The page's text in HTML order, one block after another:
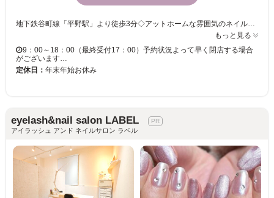
地下鉄谷町線「平野駅」より徒歩3分◇アットホームな雰囲気のネイルサロン『Airis』では、シンプルネイルから五―ジャズなアートまで、幅広いデザインに対応しています。丁寧な施術で、モチの良さも抜群。高技術×クオリティの高い施術で、指先のおしゃれを楽しめるネイルをご提案致します。
もっと見る
9：00～18：00（最終受付17：00）予約状況よって早く閉店する場合
がございます…
定休日： 年末年始お休み
eyelash&nail salon LABEL
アイラッシュ アンド ネイルサロン ラベル